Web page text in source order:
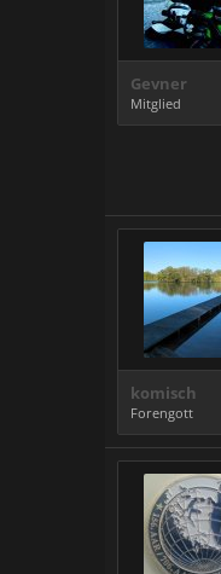
Gevner
Mitglied
komisch
Forengott